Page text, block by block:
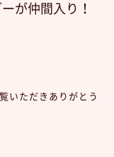
が仲間入り！
いただきありがとう